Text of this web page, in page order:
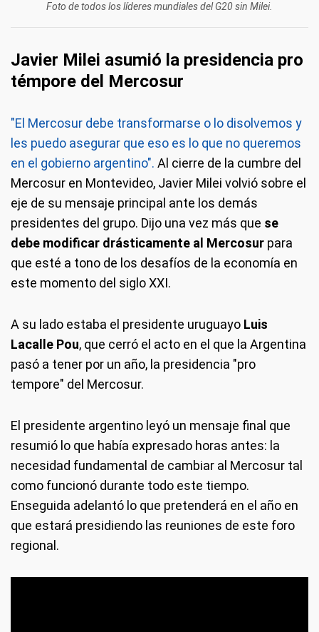
Foto de todos los líderes mundiales del G20 sin Milei.
Javier Milei asumió la presidencia pro
témpore del Mercosur
"El Mercosur debe transformarse o lo disolvemos y
les puedo asegurar que eso es lo que no queremos
en el gobierno argentino". Al cierre de la cumbre del
Mercosur en Montevideo, Javier Milei volvió sobre el
eje de su mensaje principal ante los demás
presidentes del grupo. Dijo una vez más que se
debe modificar drásticamente al Mercosur para
que esté a tono de los desafíos de la economía en
este momento del siglo XXI.
A su lado estaba el presidente uruguayo Luis
Lacalle Pou, que cerró el acto en el que la Argentina
pasó a tener por un año, la presidencia "pro
tempore" del Mercosur.
El presidente argentino leyó un mensaje final que
resumió lo que había expresado horas antes: la
necesidad fundamental de cambiar al Mercosur tal
como funcionó durante todo este tiempo.
Enseguida adelantó lo que pretenderá en el año en
que estará presidiendo las reuniones de este foro
regional.